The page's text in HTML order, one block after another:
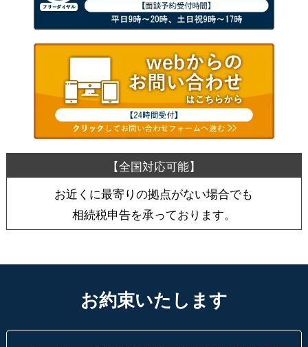
お近くに最寄りの拠点がない場合でも
相続税申告を承っております。
お約束いたします